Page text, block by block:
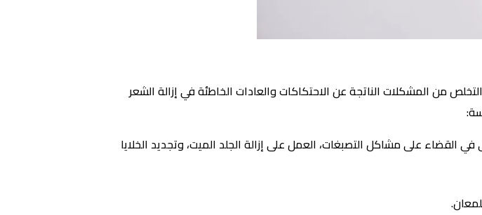
من المشكلات الناتجة عن الاحتكاكات والعادات الخاطئة في إزالة الشعر
القضاء على مشاكل التصبغات، العمل على إزالة الجلد الميت، وتجديد الخلايا